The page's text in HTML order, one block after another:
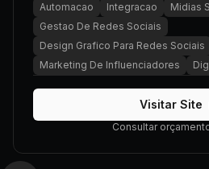
Automacao Integracao
Midias
Gestao De Redes Sociais
Design Grafico Para Redes Sociais
Marketing De Influenciadores
Visitar Site
Consultar